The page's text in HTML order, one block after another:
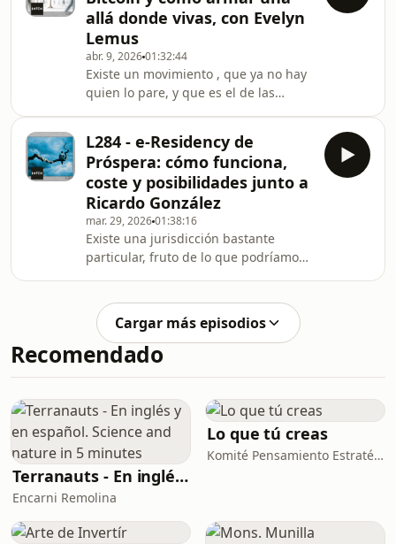
la empresarialidad y el mercado,
cualquiera es capaz de salvarse a si
mismo mientras empuja a la
humanidad hacia un mejor lugar,y
cómo en ese recorrido aparece el
siguiente hito civilizatorio: B
allá donde vivas, con Evelyn
Lemus
abr. 9, 202601:32:44
Existe un movimiento , que ya no hay
quien lo pare, y que es el de las
que aunque existía desde mucho
antes, tuvo un resurgir hacia el 2019
en el pequeño pueblo costero de El
Zonte en El Salvador.Tomando el
testigo, Evelyn y Gerardo iniciaron
hace 3 años la que para mi es hoy la
economía circular bitcoin más sana
que existe, l
L284 - e-Residency de
Próspera: cómo funciona,
coste y posibilidades junto a
Ricardo González
mar. 29, 202601:38:16
Existe una jurisdicción bastante
particular, fruto de lo que podríamos
de forma electrónica sin salir de casa,
con un programa de e-Residence
como el estonio. Una residencia
desde la que puedes armar una
desde la que facturar, operar e
incluso abrir cuentas bancarias en el
sistema financier
Cargar más episodios
Recomendado
Terranauts - En inglés y en español. Science and nature in 5 minutes
Encarni Remolina
Lo que tú creas
Komité Pensamiento Estratégico